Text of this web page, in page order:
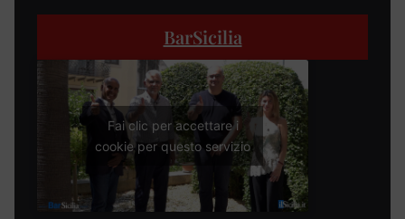
BarSicilia
Fai clic per accettare i
cookie per questo servizio